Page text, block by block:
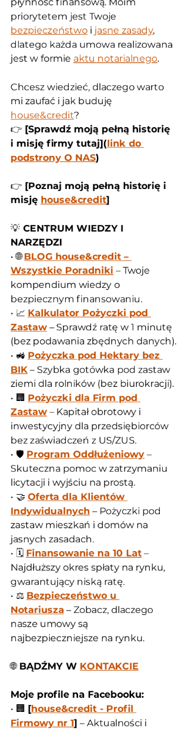
priorytetem jest Twoje
bezpieczeństwo i jasne zasady,
dlatego każda umowa realizowana
jest w formie aktu notarialnego.
Chcesz wiedzieć, dlaczego warto
mi zaufać i jak buduję
house&credit?
👉 [Sprawdź moją pełną historię
i misję firmy tutaj](link do
podstrony O NAS)
👉 [Poznaj moją pełną historię i
misję house&credit]
💡 CENTRUM WIEDZY I
NARZĘDZI
• 🌐 BLOG house&credit –
Wszystkie Poradniki – Twoje
kompendium wiedzy o
bezpiecznym finansowaniu.
• 📈 Kalkulator Pożyczki pod
Zastaw – Sprawdź ratę w 1 minutę
(bez podawania zbędnych danych).
• 🚜 Pożyczka pod Hektary bez
BIK – Szybka gotówka pod zastaw
ziemi dla rolników (bez biurokracji).
• 🏢 Pożyczki dla Firm pod
Zastaw – Kapitał obrotowy i
inwestycyjny dla przedsiębiorców
bez zaświadczeń z US/ZUS.
• 🛡️ Program Oddłużeniowy –
Skuteczna pomoc w zatrzymaniu
licytacji i wyjściu na prostą.
• 🤝 Oferta dla Klientów
Indywidualnych – Pożyczki pod
zastaw mieszkań i domów na
jasnych zasadach.
• 🗓️ Finansowanie na 10 Lat –
Najdłuższy okres spłaty na rynku,
gwarantujący niską ratę.
• ⚖️ Bezpieczeństwo u
Notariusza – Zobacz, dlaczego
nasze umowy są
najbezpieczniejsze na rynku.
🌐 BĄDŹMY W KONTAKCIE
Moje profile na Facebooku:
• 🏢 [house&credit - Profil
Firmowy nr 1] – Aktualności i